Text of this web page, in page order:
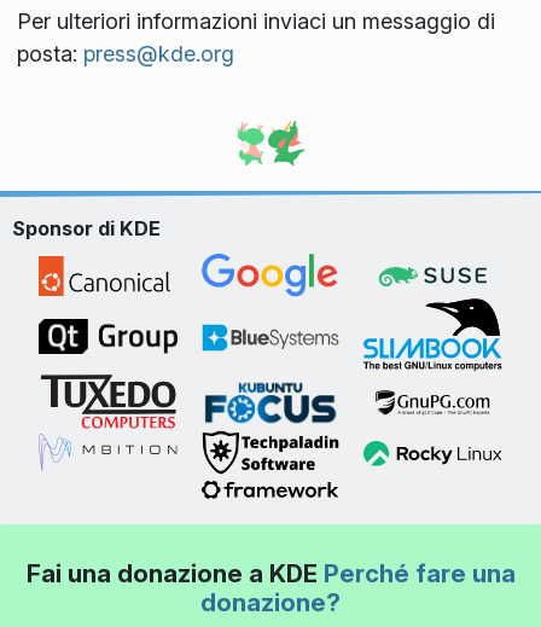
Per ulteriori informazioni inviaci un messaggio di
posta: press@kde.org
Sponsor di KDE
Fai una donazione a KDE Perché fare una
donazione?